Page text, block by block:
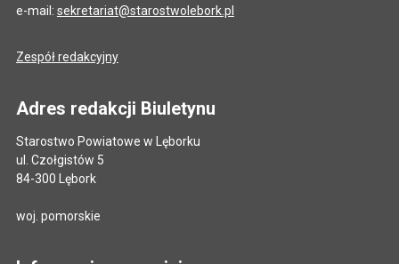
e-mail: sekretariat@starostwolebork.pl
Zespół redakcyjny
Adres redakcji Biuletynu
Starostwo Powiatowe w Lęborku
ul. Czołgistów 5
84-300 Lębork
woj. pomorskie